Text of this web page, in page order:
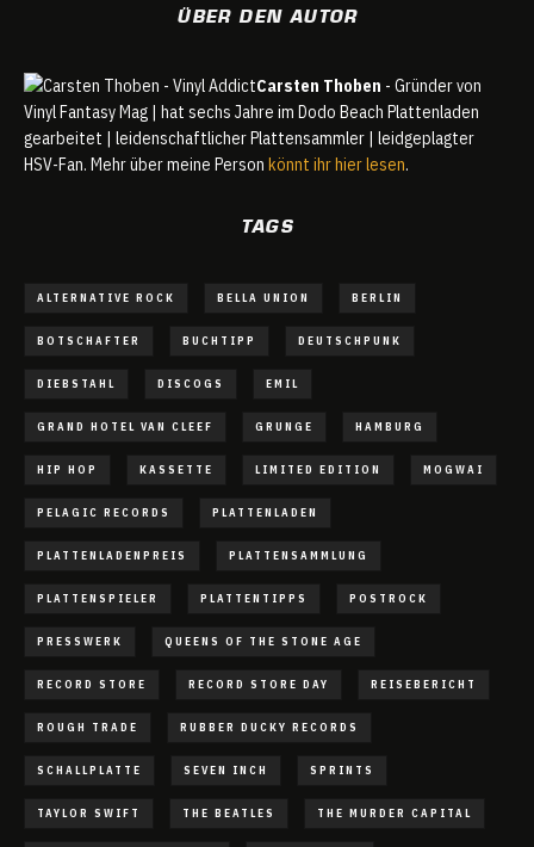
ÜBER DEN AUTOR
Carsten Thoben - Gründer von
Vinyl Fantasy Mag | hat sechs Jahre im Dodo Beach Plattenladen
gearbeitet | leidenschaftlicher Plattensammler | leidgeplagter
HSV-Fan. Mehr über meine Person könnt ihr hier lesen.
TAGS
ALTERNATIVE ROCK BELLA UNION BERLIN
BOTSCHAFTER BUCHTIPP DEUTSCHPUNK
DIEBSTAHL DISCOGS EMIL
GRAND HOTEL VAN CLEEF GRUNGE HAMBURG
HIP HOP KASSETTE LIMITED EDITION MOGWAI
PELAGIC RECORDS PLATTENLADEN
PLATTENLADENPREIS PLATTENSAMMLUNG
PLATTENSPIELER PLATTENTIPPS POSTROCK
PRESSWERK QUEENS OF THE STONE AGE
RECORD STORE RECORD STORE DAY REISEBERICHT
ROUGH TRADE RUBBER DUCKY RECORDS
SCHALLPLATTE SEVEN INCH SPRINTS
TAYLOR SWIFT THE BEATLES THE MURDER CAPITAL